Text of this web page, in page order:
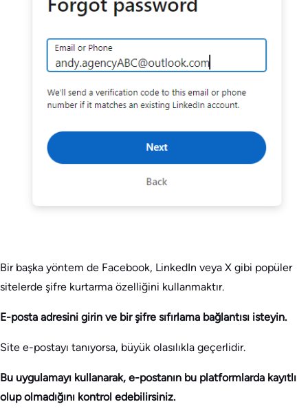
Bir başka yöntem de Facebook, LinkedIn veya X gibi popüler
sitelerde şifre kurtarma özelliğini kullanmaktır.
E-posta adresini girin ve bir şifre sıfırlama bağlantısı isteyin.
Site e-postayı tanıyorsa, büyük olasılıkla geçerlidir.
Bu uygulamayı kullanarak, e-postanın bu platformlarda kayıtlı
olup olmadığını kontrol edebilirsiniz.